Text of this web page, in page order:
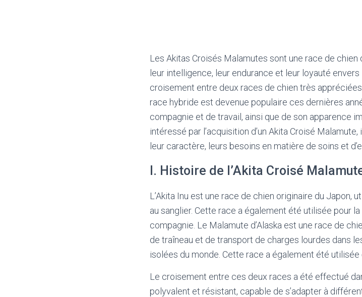
Les Akitas Croisés Malamutes sont une race de
leur intelligence, leur endurance et leur loyauté
croisement entre deux races de chien très appréciées
race hybride est devenue populaire ces dernières
compagnie et de travail, ainsi que de son apparence
intéressé par l’acquisition d’un Akita Croisé
leur caractère, leurs besoins en matière de soins et
I. Histoire de l’Akita Croisé
L’Akita Inu est une race de chien originaire du Japon,
au sanglier. Cette race a également été utilisée pour
compagnie. Le Malamute d’Alaska est une race de
de traîneau et de transport de charges lourdes dans
isolées du monde. Cette race a également été
Le croisement entre ces deux races a été effectué
polyvalent et résistant, capable de s’adapter à